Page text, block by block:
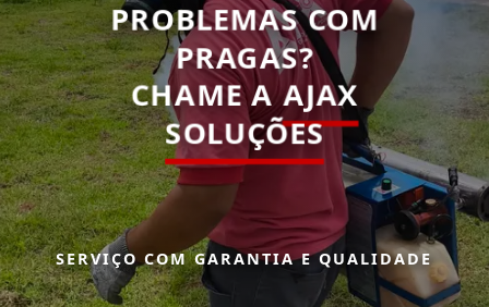
PROBLEMAS COM
PRAGAS?
CHAME AAJAX
SOLUÇÕES
SERVIÇO COM GARANTIA E QUALIDADE